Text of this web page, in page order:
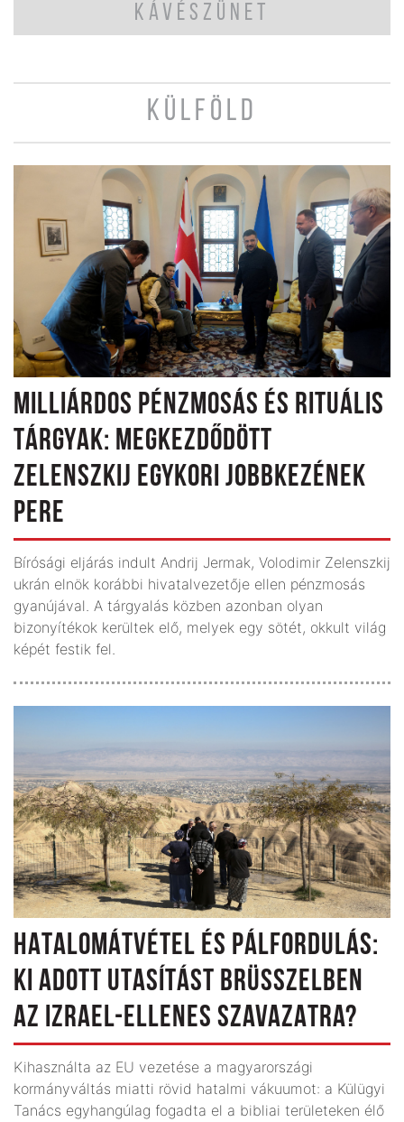
KÁVÉSZÜNET
KÜLFÖLD
MILLIÁRDOS PÉNZMOSÁS ÉS RITUÁLIS
TÁRGYAK: MEGKEZDŐDÖTT
ZELENSZKIJ EGYKORI JOBBKEZÉNEK
PERE
Bírósági eljárás indult Andrij Jermak, Volodimir Zelenszkij
ukrán elnök korábbi hivatalvezetője ellen pénzmosás
gyanújával. A tárgyalás közben azonban olyan
bizonyítékok kerültek elő, melyek egy sötét, okkult világ
képét festik fel.
HATALOMÁTVÉTEL ÉS PÁLFORDULÁS:
KI ADOTT UTASÍTÁST BRÜSSZELBEN
AZ IZRAEL-ELLENES SZAVAZATRA?
Kihasználta az EU vezetése a magyarországi
kormányváltás miatti rövid hatalmi vákuumot: a Külügyi
Tanács egyhangúlag fogadta el a bibliai területeken élő